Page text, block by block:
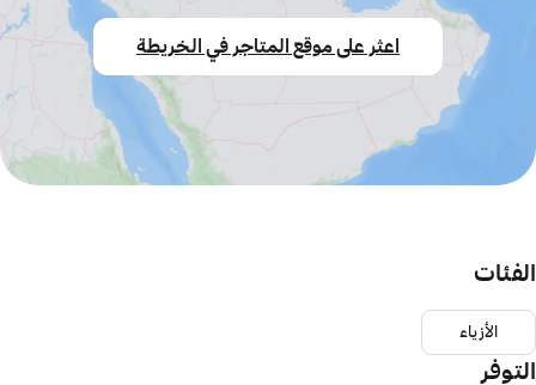
اعثر على موقع المتاجر في الخريطة
الفئات
الأزياء
التوفر